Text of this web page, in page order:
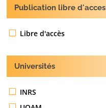
Publication libre d'acces
Libre d'accès
Universités
INRS